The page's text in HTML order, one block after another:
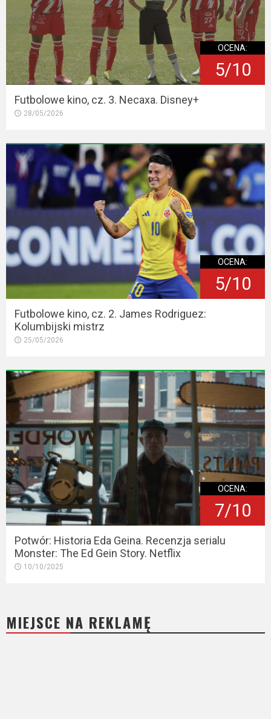
OCENA:
5/10
Futbolowe kino, cz. 3. Necaxa. Disney+
28/05/2026
OCENA:
5/10
Futbolowe kino, cz. 2. James Rodriguez:
Kolumbijski mistrz
25/05/2026
OCENA:
7/10
Potwór: Historia Eda Geina. Recenzja serialu
Monster: The Ed Gein Story. Netflix
10/10/2025
MIEJSCE NA REKLAMĘ